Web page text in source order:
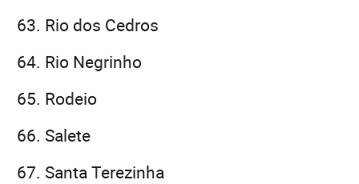
Rio dos Cedros
Rio Negrinho
Rodeio
Salete
Santa Terezinha